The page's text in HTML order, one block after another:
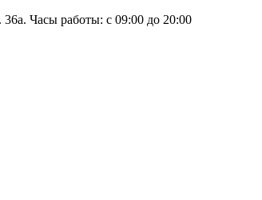
Часы работы: с 09:00 до 20:00